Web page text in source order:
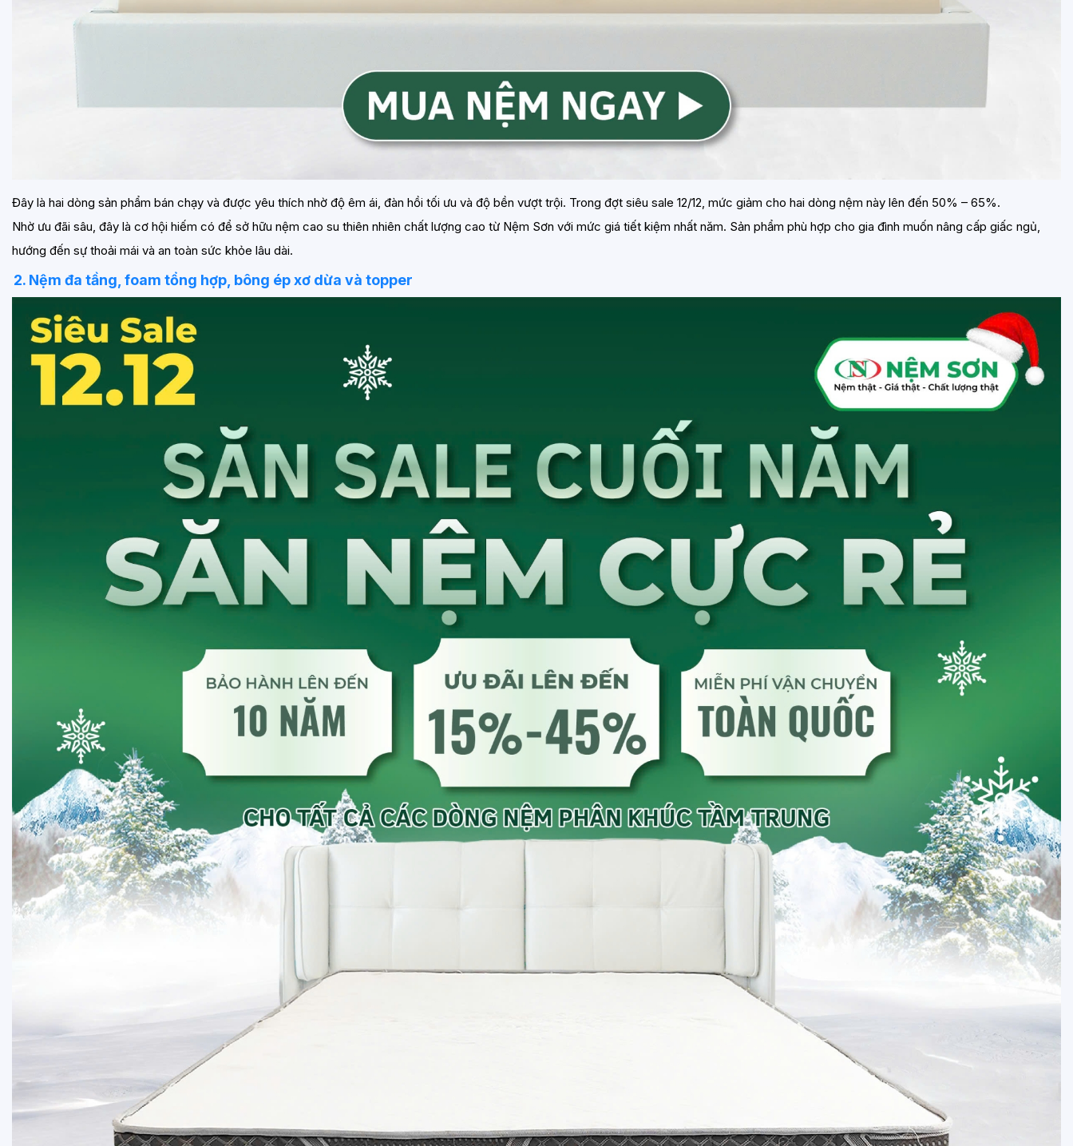
Đây là hai dòng sản phẩm bán chạy và được yêu thích nhờ độ êm ái, đàn hồi tối ưu và độ bền vượt trội. Trong đợt siêu sale 12/12, mức giảm cho hai dòng nệm này lên đến 50% – 65%.
Nhờ ưu đãi sâu, đây là cơ hội hiếm có để sở hữu nệm cao su thiên nhiên chất lượng cao từ Nệm Sơn với mức giá tiết kiệm nhất năm. Sản phẩm phù hợp cho gia đình muốn nâng cấp giấc ngủ,
hướng đến sự thoải mái và an toàn sức khỏe lâu dài.
2. Nệm đa tầng, foam tổng hợp, bông ép xơ dừa và topper